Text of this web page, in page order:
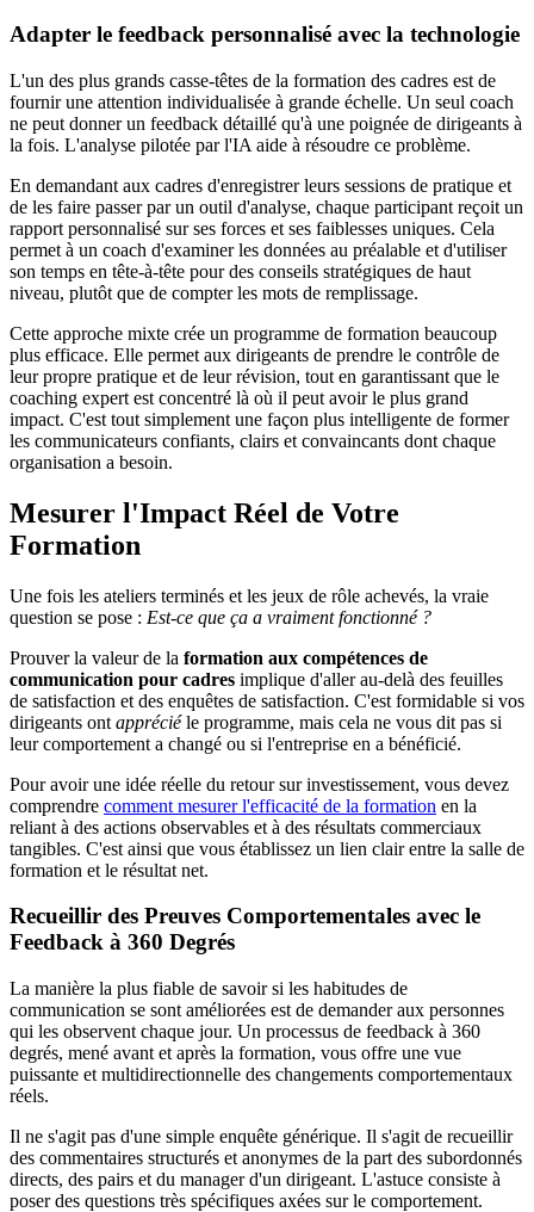
Adapter le feedback personnalisé avec la technologie
L'un des plus grands casse-têtes de la formation des cadres est de
fournir une attention individualisée à grande échelle. Un seul coach
ne peut donner un feedback détaillé qu'à une poignée de dirigeants à
la fois. L'analyse pilotée par l'IA aide à résoudre ce problème.
En demandant aux cadres d'enregistrer leurs sessions de pratique et
de les faire passer par un outil d'analyse, chaque participant reçoit un
rapport personnalisé sur ses forces et ses faiblesses uniques. Cela
permet à un coach d'examiner les données au préalable et d'utiliser
son temps en tête-à-tête pour des conseils stratégiques de haut
niveau, plutôt que de compter les mots de remplissage.
Cette approche mixte crée un programme de formation beaucoup
plus efficace. Elle permet aux dirigeants de prendre le contrôle de
leur propre pratique et de leur révision, tout en garantissant que le
coaching expert est concentré là où il peut avoir le plus grand
impact. C'est tout simplement une façon plus intelligente de former
les communicateurs confiants, clairs et convaincants dont chaque
organisation a besoin.
Mesurer l'Impact Réel de Votre
Formation
Une fois les ateliers terminés et les jeux de rôle achevés, la vraie
question se pose : Est-ce que ça a vraiment fonctionné ?
Prouver la valeur de la formation aux compétences de
communication pour cadres implique d'aller au-delà des feuilles
de satisfaction et des enquêtes de satisfaction. C'est formidable si vos
dirigeants ont appréciéle programme, mais cela ne vous dit pas si
leur comportement a changé ou si l'entreprise en a bénéficié.
Pour avoir une idée réelle du retour sur investissement, vous devez
comprendre comment mesurer l'efficacité de la formation en la
reliant à des actions observables et à des résultats commerciaux
tangibles. C'est ainsi que vous établissez un lien clair entre la salle de
formation et le résultat net.
Recueillir des Preuves Comportementales avec le
Feedback à 360 Degrés
La manière la plus fiable de savoir si les habitudes de
communication se sont améliorées est de demander aux personnes
qui les observent chaque jour. Un processus de feedback à 360
degrés, mené avant et après la formation, vous offre une vue
puissante et multidirectionnelle des changements comportementaux
réels.
Il ne s'agit pas d'une simple enquête générique. Il s'agit de recueillir
des commentaires structurés et anonymes de la part des subordonnés
directs, des pairs et du manager d'un dirigeant. L'astuce consiste à
poser des questions très spécifiques axées sur le comportement.